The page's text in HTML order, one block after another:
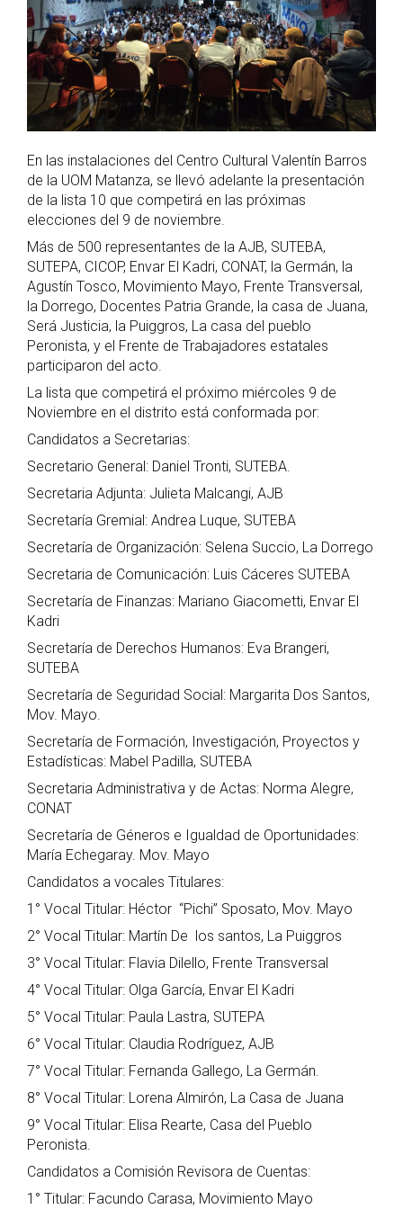
En las instalaciones del Centro Cultural Valentín Barros
de la UOM Matanza, se llevó adelante la presentación
de la lista 10 que competirá en las próximas
elecciones del 9 de noviembre.
Más de 500 representantes de la AJB, SUTEBA,
SUTEPA, CICOP, Envar El Kadri, CONAT, la Germán, la
Agustín Tosco, Movimiento Mayo, Frente Transversal,
la Dorrego, Docentes Patria Grande, la casa de Juana,
Será Justicia, la Puiggros, La casa del pueblo
Peronista, y el Frente de Trabajadores estatales
participaron del acto.
La lista que competirá el próximo miércoles 9 de
Noviembre en el distrito está conformada por:
Candidatos a Secretarias:
Secretario General: Daniel Tronti, SUTEBA.
Secretaria Adjunta: Julieta Malcangi, AJB
Secretaría Gremial: Andrea Luque, SUTEBA
Secretaría de Organización: Selena Succio, La Dorrego
Secretaria de Comunicación: Luis Cáceres SUTEBA
Secretaría de Finanzas: Mariano Giacometti, Envar El
Kadri
Secretaría de Derechos Humanos: Eva Brangeri,
SUTEBA
Secretaría de Seguridad Social: Margarita Dos Santos,
Mov. Mayo.
Secretaría de Formación, Investigación, Proyectos y
Estadísticas: Mabel Padilla, SUTEBA
Secretaria Administrativa y de Actas: Norma Alegre,
CONAT
Secretaría de Géneros e Igualdad de Oportunidades:
María Echegaray. Mov. Mayo
Candidatos a vocales Titulares:
1° Vocal Titular: Héctor “Pichi” Sposato, Mov. Mayo
2° Vocal Titular: Martín De los santos, La Puiggros
3° Vocal Titular: Flavia Dilello, Frente Transversal
4° Vocal Titular: Olga García, Envar El Kadri
5° Vocal Titular: Paula Lastra, SUTEPA
6° Vocal Titular: Claudia Rodríguez, AJB
7° Vocal Titular: Fernanda Gallego, La Germán.
8° Vocal Titular: Lorena Almirón, La Casa de Juana
9° Vocal Titular: Elisa Rearte, Casa del Pueblo
Peronista.
Candidatos a Comisión Revisora de Cuentas:
1° Titular: Facundo Carasa, Movimiento Mayo